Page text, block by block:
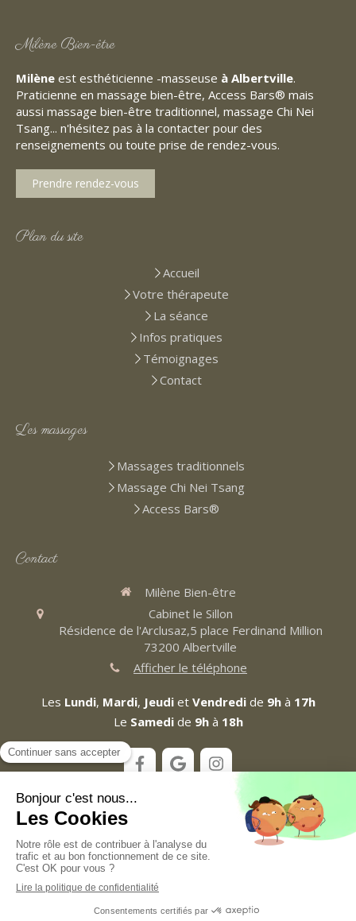
Milène Bien-être
Milène est esthéticienne -masseuse à Albertville.
Praticienne en massage bien-être, Access Bars® mais
aussi massage bien-être traditionnel, massage Chi Nei
Tsang... n'hésitez pas à la contacter pour des
renseignements ou toute prise de rendez-vous.
Prendre rendez-vous
Plan du site
Accueil
Votre thérapeute
La séance
Infos pratiques
Témoignages
Contact
Les massages
Massages traditionnels
Massage Chi Nei Tsang
Access Bars®
Contact
Milène Bien-être
Cabinet le Sillon
Résidence de l'Arclusaz,5 place Ferdinand Million
73200 Albertville
Afficher le téléphone
Les Lundi, Mardi, Jeudiet Vendredide 9hà 17h
Le Samedide 9hà 18h
Mentions légales